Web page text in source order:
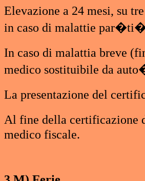
Elevazione a 24 mesi, su
in caso di malattie
In caso di malattia breve
medico sostituibile da
La presentazione del
Al fine della certificazione
medico fiscale.